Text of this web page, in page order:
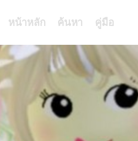
หน้าหลัก ค้นหา คู่มือ